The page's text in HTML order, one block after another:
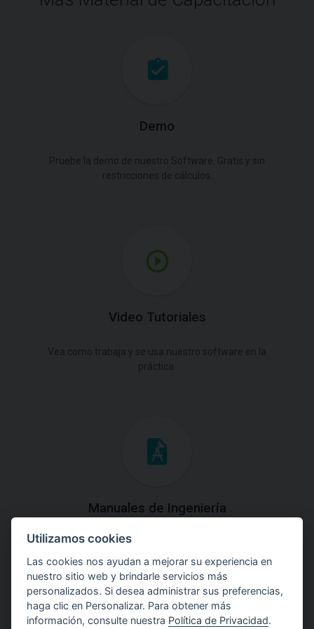
Demo
Video Tutoriales
Manuales de Ingeniería
Descargue los Manuales de Ingeniería con las teorías y
explicaciones prácticas del uso de software.
Utilizamos cookies
Las cookies nos ayudan a mejorar su experiencia en
nuestro sitio web y brindarle servicios más
personalizados. Si desea administrar sus preferencias,
haga clic en Personalizar. Para obtener más
información, consulte nuestra Política de Privacidad.